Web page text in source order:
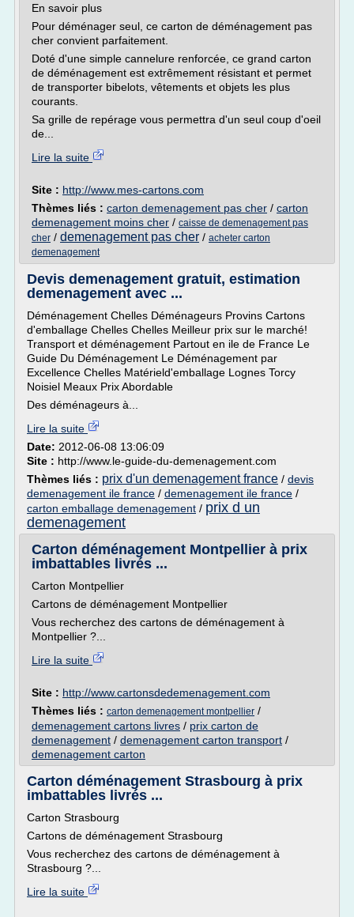
En savoir plus
Pour déménager seul, ce carton de déménagement pas
cher convient parfaitement.
Doté d'une simple cannelure renforcée, ce grand carton
de déménagement est extrêmement résistant et permet
de transporter bibelots, vêtements et objets les plus
courants.
Sa grille de repérage vous permettra d'un seul coup d'oeil
de...
Lire la suite
Site : http://www.mes-cartons.com
Thèmes liés : carton demenagement pas cher / carton
demenagement moins cher / caisse de demenagement pas
cher / demenagement pas cher / acheter carton
demenagement
Devis demenagement gratuit, estimation
demenagement avec ...
Déménagement Chelles Déménageurs Provins Cartons
d'emballage Chelles Chelles Meilleur prix sur le marché!
Transport et déménagement Partout en ile de France Le
Guide Du Déménagement Le Déménagement par
Excellence Chelles Matérield'emballage Lognes Torcy
Noisiel Meaux Prix Abordable
Des déménageurs à...
Lire la suite
Date: 2012-06-08 13:06:09
Site : http://www.le-guide-du-demenagement.com
Thèmes liés : prix d'un demenagement france / devis
demenagement ile france / demenagement ile france /
carton emballage demenagement / prix d un
demenagement
Carton déménagement Montpellier à prix
imbattables livrés ...
Carton Montpellier
Cartons de déménagement Montpellier
Vous recherchez des cartons de déménagement à
Montpellier ?...
Lire la suite
Site : http://www.cartonsdedemenagement.com
Thèmes liés : carton demenagement montpellier /
demenagement cartons livres / prix carton de
demenagement / demenagement carton transport /
demenagement carton
Carton déménagement Strasbourg à prix
imbattables livrés ...
Carton Strasbourg
Cartons de déménagement Strasbourg
Vous recherchez des cartons de déménagement à
Strasbourg ?...
Lire la suite